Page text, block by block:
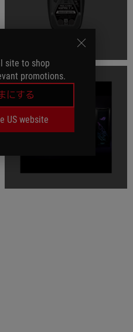
site to shop
promotions.
にする
US website